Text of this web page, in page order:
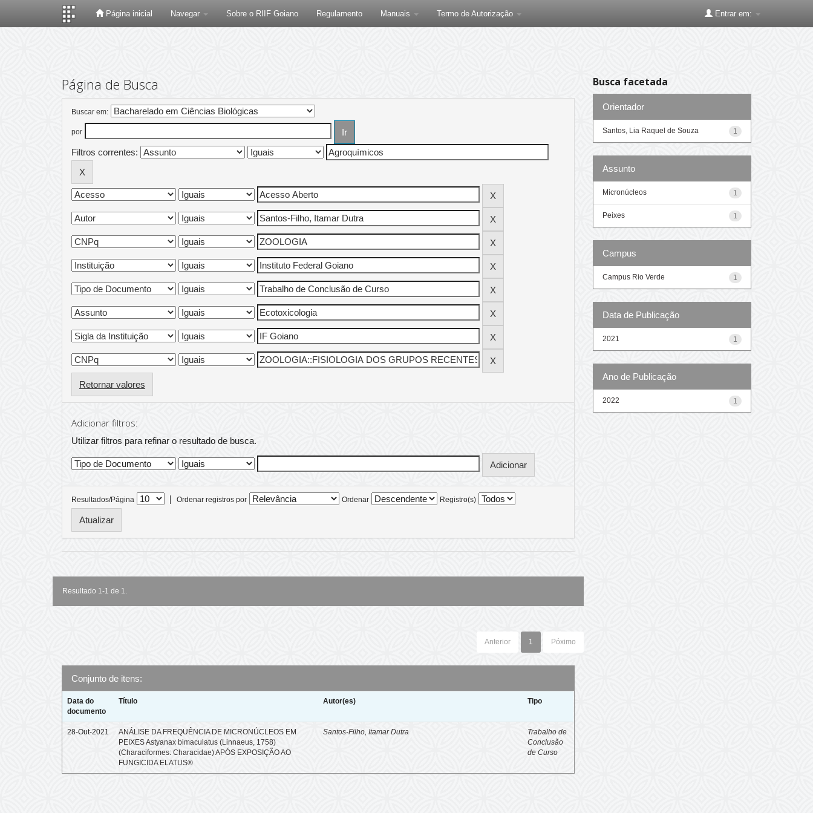
Página inicial Navegar Sobre o RIIF Goiano Regulamento Manuais Termo de Autorização Entrar em:
Página de Busca
Buscar em:
por
Filtros correntes:
Retornar valores
Adicionar filtros:
Utilizar filtros para refinar o resultado de busca.
Resultados/Página | Ordenar registros por Ordenar Registro(s)
Resultado 1-1 de 1.
Anterior 1 Póximo
Conjunto de itens:
Data do
documento
Título Autor(es) Tipo
28-Out-2021
ANÁLISE DA FREQUÊNCIA DE MICRONÚCLEOS EM
PEIXES Astyanax bimaculatus (Linnaeus, 1758)
(Characiformes: Characidae) APÓS EXPOSIÇÃO AO
FUNGICIDA ELATUS®
Santos-Filho, Itamar Dutra
Trabalho de
Conclusão
de Curso
Busca facetada
Orientador
1
Santos, Lia Raquel de Souza
Assunto
1
Micronúcleos
1
Peixes
Campus
1
Campus Rio Verde
Data de Publicação
1
2021
Ano de Publicação
1
2022